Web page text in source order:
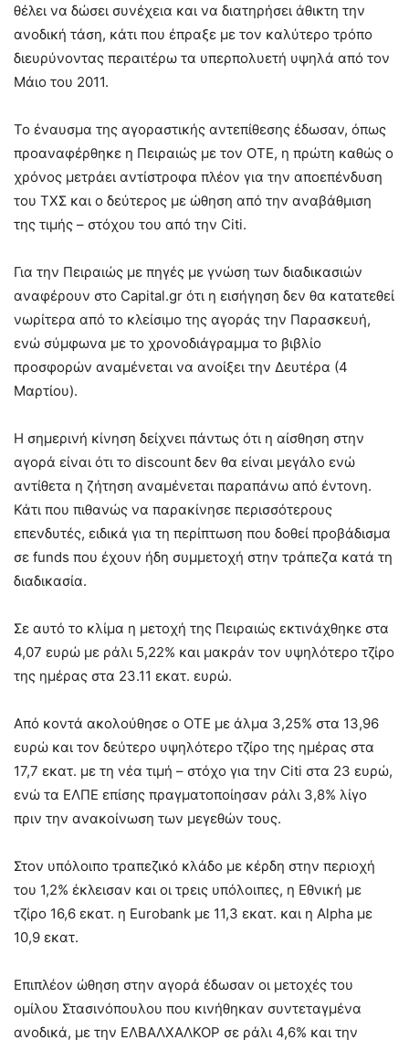
θέλει να δώσει συνέχεια και να διατηρήσει άθικτη την
ανοδική τάση, κάτι που έπραξε με τον καλύτερο τρόπο
διευρύνοντας περαιτέρω τα υπερπολυετή υψηλά από τον
Μάιο του 2011.
Το έναυσμα της αγοραστικής αντεπίθεσης έδωσαν, όπως
προαναφέρθηκε η Πειραιώς με τον ΟΤΕ, η πρώτη καθώς ο
χρόνος μετράει αντίστροφα πλέον για την αποεπένδυση
του ΤΧΣ και ο δεύτερος με ώθηση από την αναβάθμιση
της τιμής – στόχου του από την Citi.
Για την Πειραιώς με πηγές με γνώση των διαδικασιών
αναφέρουν στο Capital.gr ότι η εισήγηση δεν θα κατατεθεί
νωρίτερα από το κλείσιμο της αγοράς την Παρασκευή,
ενώ σύμφωνα με το χρονοδιάγραμμα το βιβλίο
προσφορών αναμένεται να ανοίξει την Δευτέρα (4
Μαρτίου).
Η σημερινή κίνηση δείχνει πάντως ότι η αίσθηση στην
αγορά είναι ότι το discount δεν θα είναι μεγάλο ενώ
αντίθετα η ζήτηση αναμένεται παραπάνω από έντονη.
Κάτι που πιθανώς να παρακίνησε περισσότερους
επενδυτές, ειδικά για τη περίπτωση που δοθεί προβάδισμα
σε funds που έχουν ήδη συμμετοχή στην τράπεζα κατά τη
διαδικασία.
Σε αυτό το κλίμα η μετοχή της Πειραιώς εκτινάχθηκε στα
4,07 ευρώ με ράλι 5,22% και μακράν τον υψηλότερο τζίρο
της ημέρας στα 23.11 εκατ. ευρώ.
Από κοντά ακολούθησε ο ΟΤΕ με άλμα 3,25% στα 13,96
ευρώ και τον δεύτερο υψηλότερο τζίρο της ημέρας στα
17,7 εκατ. με τη νέα τιμή – στόχο για την Citi στα 23 ευρώ,
ενώ τα ΕΛΠΕ επίσης πραγματοποίησαν ράλι 3,8% λίγο
πριν την ανακοίνωση των μεγεθών τους.
Στον υπόλοιπο τραπεζικό κλάδο με κέρδη στην περιοχή
του 1,2% έκλεισαν και οι τρεις υπόλοιπες, η Εθνική με
τζίρο 16,6 εκατ. η Eurobank με 11,3 εκατ. και η Alpha με
10,9 εκατ.
Επιπλέον ώθηση στην αγορά έδωσαν οι μετοχές του
ομίλου Στασινόπουλου που κινήθηκαν συντεταγμένα
ανοδικά, με την ΕΛΒΑΛΧΑΛΚΟΡ σε ράλι 4,6% και την